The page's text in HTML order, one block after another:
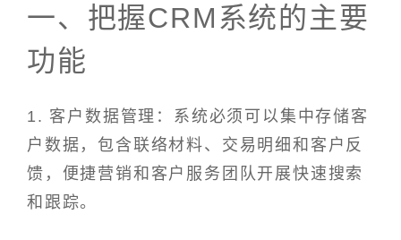
一、把握CRM系统的主要
功能
1. 客户数据管理：系统必须可以集中存储客
户数据，包含联络材料、交易明细和客户反
馈，便捷营销和客户服务团队开展快速搜索
和跟踪。